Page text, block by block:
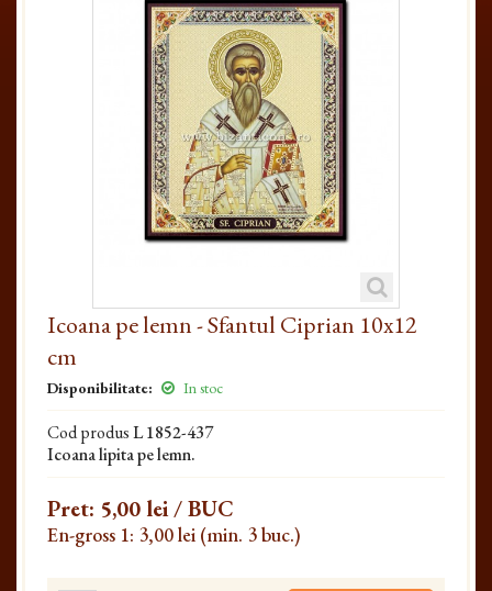
Icoana pe lemn - Sfantul Ciprian 10x12
cm
Disponibilitate: In stoc
Cod produsL 1852-437
Icoana lipita pe lemn.
Pret: 5,00 lei/ BUC
En-gross 1: 3,00 lei (min. 3 buc.)